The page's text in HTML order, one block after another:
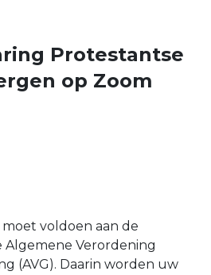
Protestantse
op Zoom
voldoen aan de
Algemene Verordening
(AVG). Daarin worden uw